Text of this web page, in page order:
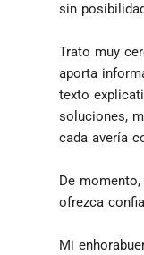
sin
Trato muy
aporta
texto
soluciones,
cada avería
De
ofrezca
Mi